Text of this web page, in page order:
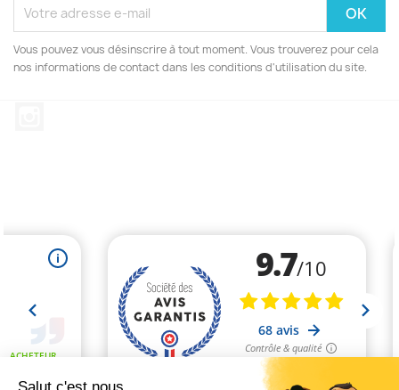
Vous pouvez vous désinscrire à tout moment. Vous trouverez pour cela
nos informations de contact dans les conditions d'utilisation du site.